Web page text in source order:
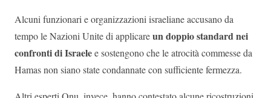
Alcuni funzionari e organizzazioni israeliane accusano da
tempo le Nazioni Unite di applicareun doppio standard nei
confronti di Israelee sostengono che le atrocità commesse da
Hamas non siano state condannate con sufficiente fermezza.